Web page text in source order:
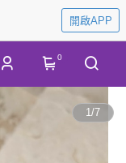
開啟APP
0
1/7